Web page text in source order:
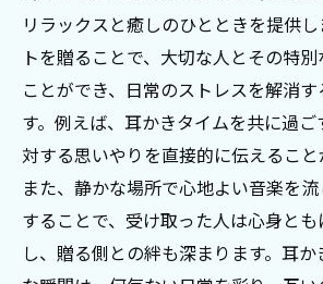
リラックスと癒しのひとときを提供
トを贈ることで、大切な人とその特
ことができ、日常のストレスを解消
す。例えば、耳かきタイムを共に過
対する思いやりを直接的に伝えること
また、静かな場所で心地よい音楽を
することで、受け取った人は心身と
し、贈る側との絆も深まります。耳